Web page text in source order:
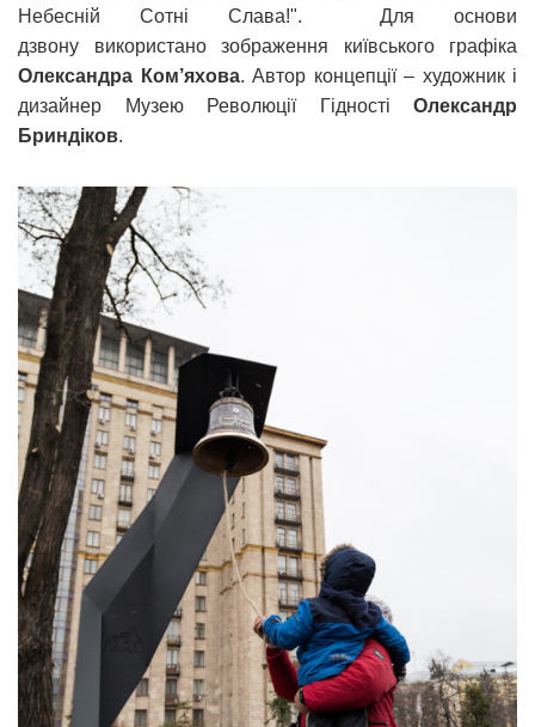
Небесній Сотні Слава!". Для основи
дзвону використано зображення київського графіка
Олександра Ком’яхова. Автор концепції – художник і
дизайнер Музею Революції Гідності Олександр
Бриндіков.